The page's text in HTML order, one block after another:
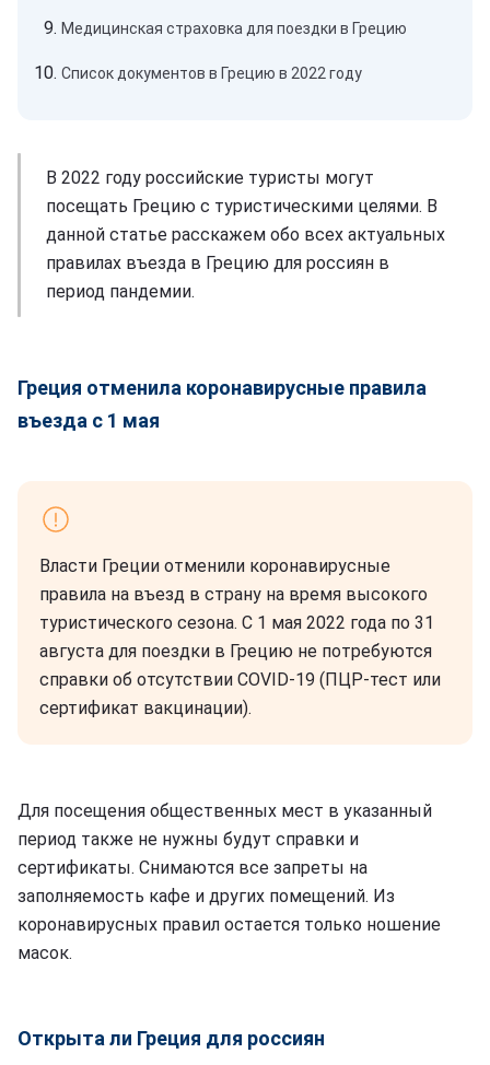
Медицинская страховка для поездки в Грецию
Список документов в Грецию в 2022 году
В 2022 году российские туристы могут
посещать Грецию с туристическими целями. В
данной статье расскажем обо всех актуальных
правилах въезда в Грецию для россиян в
период пандемии.
Греция отменила коронавирусные правила
въезда с 1 мая
Власти Греции отменили коронавирусные
правила на въезд в страну на время высокого
туристического сезона. С 1 мая 2022 года по 31
августа для поездки в Грецию не потребуются
справки об отсутствии COVID-19 (ПЦР-тест или
сертификат вакцинации).
Для посещения общественных мест в указанный
период также не нужны будут справки и
сертификаты. Снимаются все запреты на
заполняемость кафе и других помещений. Из
коронавирусных правил остается только ношение
масок.
Открыта ли Греция для россиян